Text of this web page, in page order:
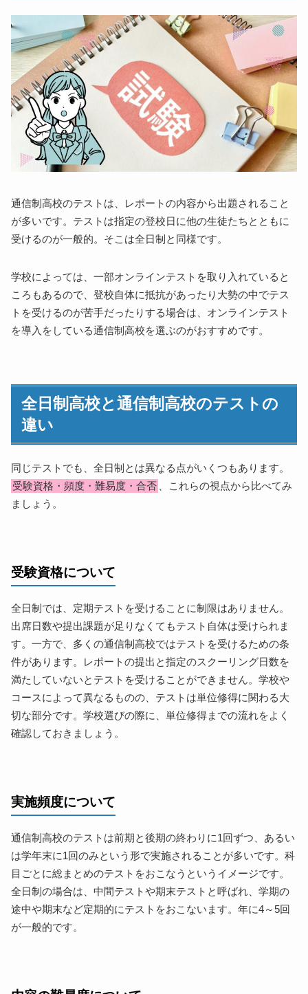
通信制高校のテストは、レポートの内容から出題されること
が多いです。テストは指定の登校日に他の生徒たちとともに
受けるのが一般的。そこは全日制と同様です。
学校によっては、一部オンラインテストを取り入れていると
ころもあるので、登校自体に抵抗があったり大勢の中でテス
トを受けるのが苦手だったりする場合は、オンラインテスト
を導入をしている通信制高校を選ぶのがおすすめです。
全日制高校と通信制高校のテストの
違い
同じテストでも、全日制とは異なる点がいくつもあります。
受験資格・頻度・難易度・合否
、これらの視点から比べてみ
ましょう。
受験資格について
全日制では、定期テストを受けることに制限はありません。
出席日数や提出課題が足りなくてもテスト自体は受けられま
す。一方で、多くの通信制高校ではテストを受けるための条
件があります。レポートの提出と指定のスクーリング日数を
満たしていないとテストを受けることができません。学校や
コースによって異なるものの、テストは単位修得に関わる大
切な部分です。学校選びの際に、単位修得までの流れをよく
確認しておきましょう。
実施頻度について
通信制高校のテストは前期と後期の終わりに1回ずつ、あるい
は学年末に1回のみという形で実施されることが多いです。科
目ごとに総まとめのテストをおこなうというイメージです。
全日制の場合は、中間テストや期末テストと呼ばれ、学期の
途中や期末など定期的にテストをおこないます。年に4～5回
が一般的です。